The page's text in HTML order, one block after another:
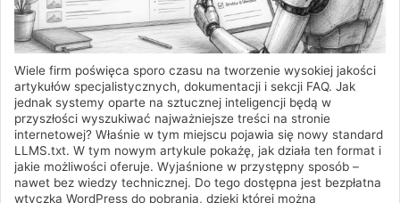
Wiele firm poświęca sporo czasu na tworzenie wysokiej jakości
artykułów specjalistycznych, dokumentacji i sekcji FAQ. Jak
jednak systemy oparte na sztucznej inteligencji będą w
przyszłości wyszukiwać najważniejsze treści na stronie
internetowej? Właśnie w tym miejscu pojawia się nowy standard
LLMS.txt. W tym nowym artykule pokażę, jak działa ten format i
jakie możliwości oferuje. Wyjaśnione w przystępny sposób –
nawet bez wiedzy technicznej. Do tego dostępna jest bezpłatna
wtyczka WordPress do pobrania, dzięki której można